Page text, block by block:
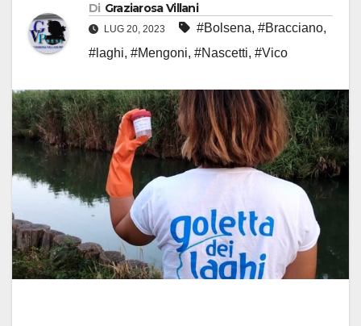
Di Graziarosa Villani
LUG 20, 2023 #Bolsena, #Bracciano,
#laghi, #Mengoni, #Nascetti, #Vico